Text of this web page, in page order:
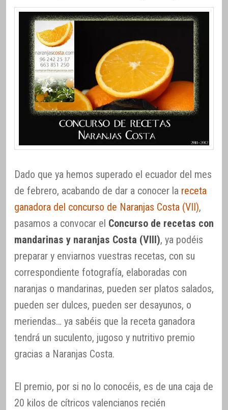
Dado que ya hemos superado el ecuador del mes
de febrero, acabando de dar a conocer la receta
ganadora del concurso de Naranjas Costa (VII),
pasamos a convocar el Concurso de recetas con
mandarinas y naranjas Costa (VIII), ya podéis
preparar y enviarnos vuestras recetas, con su
correspondiente fotografía, elaboradas con
naranjas o mandarinas, pueden ser platos salados,
pueden ser dulces, pueden ser desayunos, o
meriendas… ya sabéis que la receta ganadora
tendrá un suculento, jugoso y nutritivo premio
gracias a Naranjas Costa.
El premio, por si no lo conocéis, es de una caja de
20 kilos de cítricos valencianos recién